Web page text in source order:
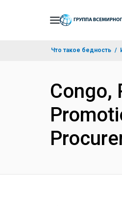
Что такое бедность
Congo,